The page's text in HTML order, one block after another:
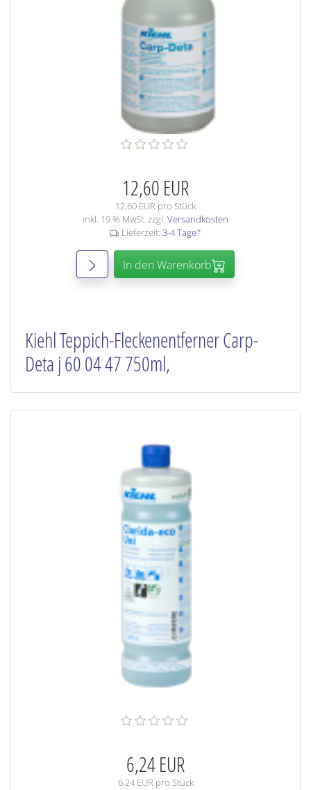
12,60 EUR
12,60 EUR pro Stück
inkl. 19 % MwSt. zzgl. Versandkosten
Lieferzeit: 3-4 Tage*
In den Warenkorb
Kiehl Teppich-Fleckenentferner Carp-
Deta j 60 04 47 750ml,
6,24 EUR
6,24 EUR pro Stück